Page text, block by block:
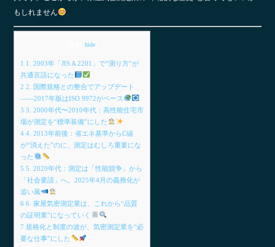
もしれません
hide]
1 1. 2003年「JIS A 2201」で“測り方”が
共通言語になった
2 2. 国際規格との整合でアップデート
――2017年版はISO 9972がベース
3 3. 2000年代〜2010年代：高性能住宅市
場が測定を“標準装備”にした
4 4. 2013年前後：省エネ基準からC値
が“消えた”のに、測定はむしろ重要にな
った
5 5. 2020年代：測定は「性能競争」から
「社会要請」へ。2025年4月の義務化が
追い風
6 6. 家屋気密測定業は、これから“品質
の証明業”になっていく
7 規格化と制度の波が、気密測定業を“必
要な仕事”にした